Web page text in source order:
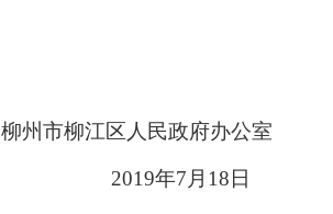
柳州市柳江区人民政府办公室
2019年7 月 18 日